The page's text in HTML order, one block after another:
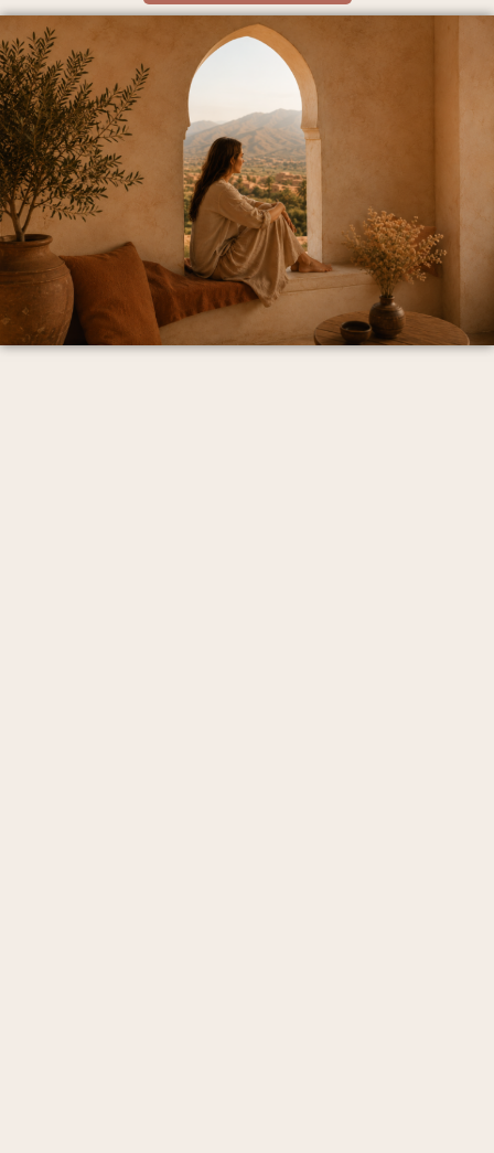
Mentions Légales et politique de confidentialité